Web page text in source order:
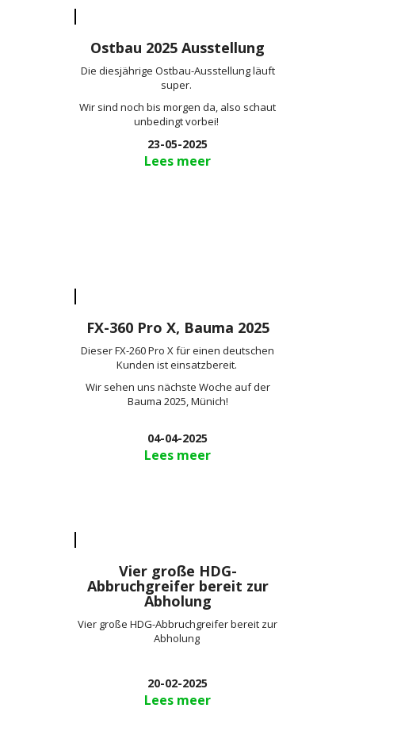
Ostbau 2025 Ausstellung
Die diesjährige Ostbau-Ausstellung läuft
super.
Wir sind noch bis morgen da, also schaut
unbedingt vorbei!
23-05-2025
Lees meer
FX-360 Pro X, Bauma 2025
Dieser FX-260 Pro X für einen deutschen
Kunden ist einsatzbereit.
Wir sehen uns nächste Woche auf der
Bauma 2025, Münich!
04-04-2025
Lees meer
Vier große HDG-
Abbruchgreifer bereit zur
Abholung
Vier große HDG-Abbruchgreifer bereit zur
Abholung
20-02-2025
Lees meer